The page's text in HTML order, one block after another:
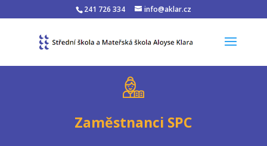
241 726 334 info@aklar.cz
Zaměstnanci SPC